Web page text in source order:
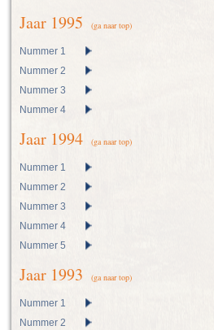
Jaar 1995 (ga naar top)
Nummer 1
Nummer 2
Nummer 3
Nummer 4
Jaar 1994 (ga naar top)
Nummer 1
Nummer 2
Nummer 3
Nummer 4
Nummer 5
Jaar 1993 (ga naar top)
Nummer 1
Nummer 2